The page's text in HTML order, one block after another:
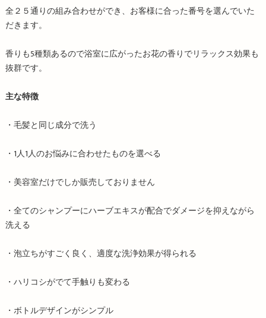
全２５通りの組み合わせができ、お客様に合った番号を選んでいた
だきます。
香りも5種類あるので浴室に広がったお花の香りでリラックス効果も
抜群です。
主な特徴
・毛髪と同じ成分で洗う
・1人1人のお悩みに合わせたものを選べる
・美容室だけでしか販売しておりません
・全てのシャンプーにハーブエキスが配合でダメージを抑えながら
洗える
・泡立ちがすごく良く、適度な洗浄効果が得られる
・ハリコシがでて手触りも変わる
・ボトルデザインがシンプル